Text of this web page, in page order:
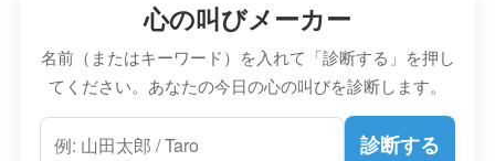
心の叫びメーカー
名前（またはキーワード）を入れて「診断する」を押し
てください。あなたの今日の心の叫びを診断します。
名前またはキーワード 診断する